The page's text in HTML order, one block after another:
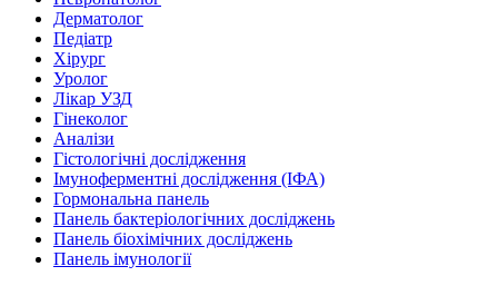
Дерматолог
Педіатр
Хірург
Уролог
Лікар УЗД
Гінеколог
Аналізи
Гістологічні дослідження
Імуноферментні дослідження (ІФА)
Гормональна панель
Панель бактеріологічних досліджень
Панель біохімічних досліджень
Панель імунології